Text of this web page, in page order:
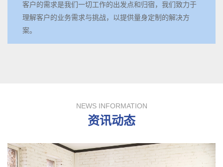
客户的需求是我们一切工作的出发点和归宿，我们致力于
理解客户的业务需求与挑战，以提供量身定制的解决方
案。
NEWS INFORMATION
资讯动态